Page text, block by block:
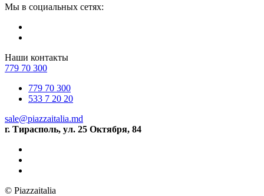
Мы в социальных сетях:
Наши контакты
779 70 300
779 70 300
533 7 20 20
sale@piazzaitalia.md
г. Тирасполь, ул. 25 Октября, 84
© Piazzaitalia